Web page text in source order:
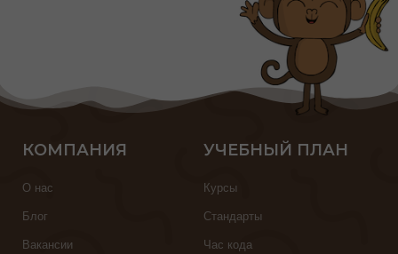
КОМПАНИЯ
О нас
Блог
Вакансии
УЧЕБНЫЙ ПЛАН
Курсы
Стандарты
Час кода